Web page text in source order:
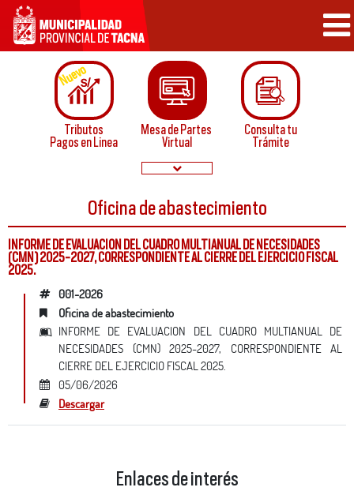
Nuevo
Tributos
Pagos en Linea
Mesa de Partes
Virtual
Consulta tu
Trámite
Convocatorias
Papeletas de
Infraccion
Normatividad
Buzón de
Sugerencias
Servicios
en linea
Oficina de abastecimiento
(CMN) 2025-2027, CORRESPONDIENTE AL CIERRE DEL EJERCICIO FISCAL
2025.
001-2026
oficina de abastecimiento
INFORME DE EVALUACION DEL CUADRO MULTIANUAL DE
NECESIDADES (CMN) 2025-2027, CORRESPONDIENTE AL
CIERRE DEL EJERCICIO FISCAL 2025.
05/06/2026
Descargar
Enlaces de interés